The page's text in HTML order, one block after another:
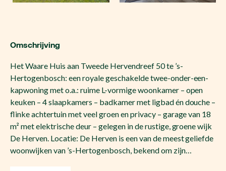
Omschrijving
Het Waare Huis aan Tweede Hervendreef 50 te ’s-
Hertogenbosch: een royale geschakelde twee-onder-een-
kapwoning met o.a.: ruime L-vormige woonkamer – open
keuken – 4 slaapkamers – badkamer met ligbad én douche –
flinke achtertuin met veel groen en privacy – garage van 18
m² met elektrische deur – gelegen in de rustige, groene wijk
De Herven. Locatie: De Herven is een van de meest geliefde
woonwijken van ’s-Hertogenbosch, bekend om zijn…